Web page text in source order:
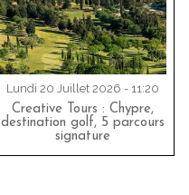
Lundi 20 Juillet 2026 - 11:20
Creative Tours : Chypre,
destination golf, 5 parcours
signature